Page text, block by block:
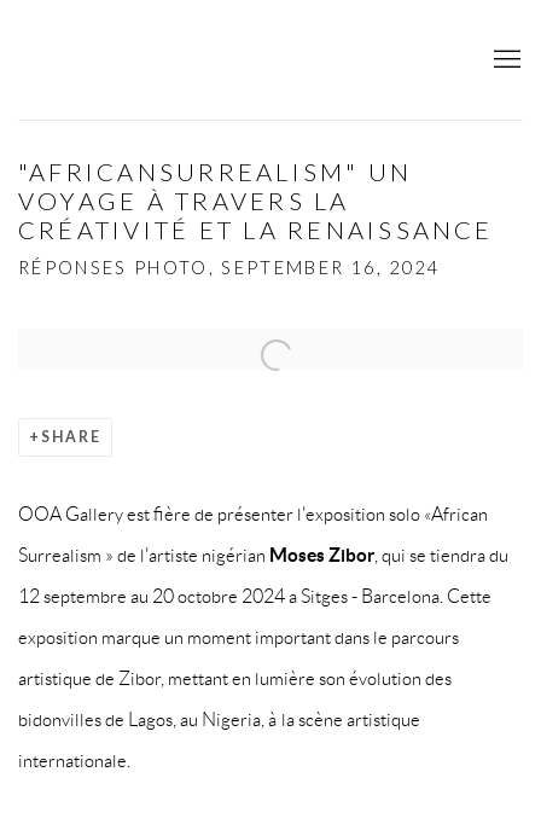
"AFRICANSURREALISM" UN
VOYAGE À TRAVERS LA
CRÉATIVITÉ ET LA RENAISSANCE
RÉPONSES PHOTO, SEPTEMBER 16, 2024
Open a larger version of the following image in a popup:
SHARE
OOA Gallery est fière de présenter l'exposition solo «African
Surrealism » de l'artiste nigérian Moses Zibor , qui se tiendra du
12 septembre au 20 octobre 2024 a Sitges - Barcelona. Cette
exposition marque un moment important dans le parcours
artistique de Zibor, mettant en lumière son évolution des
bidonvilles de Lagos, au Nigeria, à la scène artistique
internationale.